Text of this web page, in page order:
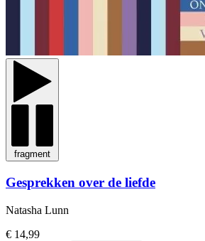
fragment
Gesprekken over de liefde
Natasha Lunn
€ 14,99